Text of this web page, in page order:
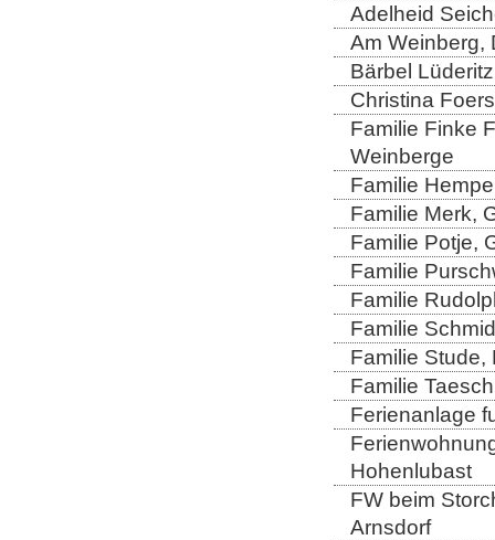
Adelheid
Am Weinberg,
Bärbel
Christina
Familie Finke
Weinberge
Familie
Familie Merk,
Familie Potje,
Familie
Familie
Familie
Familie Stude,
Familie
Ferienanlage
Hohenlubast
FW beim
Arnsdorf